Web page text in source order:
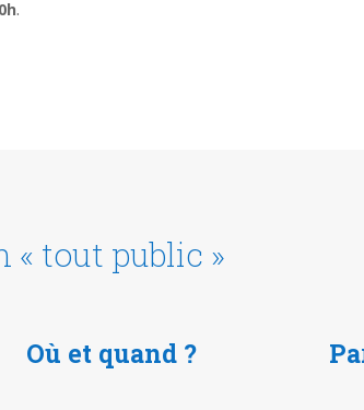
.
« tout public »
Où et quand ?